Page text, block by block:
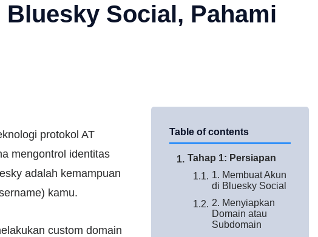
Social, Pahami
protokol AT
mengontrol identitas
adalah kemampuan
kamu.
custom domain
Table of contents
Tahap 1: Persiapan
1. Membuat Akun
di Bluesky Social
2. Menyiapkan
Domain atau
Subdomain